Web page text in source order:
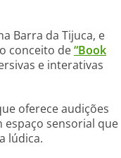
Barra da Tijuca, e
conceito de“Book
e interativas
oferece audições
espaço sensorial que
lúdica.